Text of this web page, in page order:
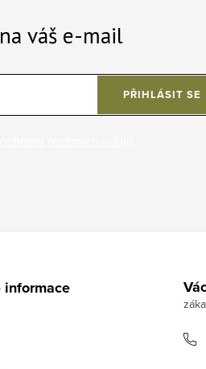
váš e-mail
PŘIHLÁSIT SE